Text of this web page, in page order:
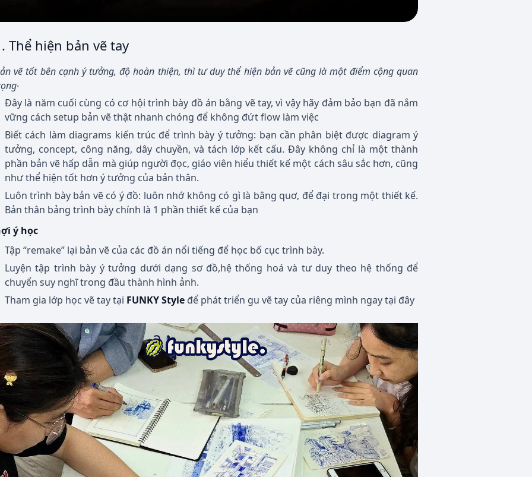
Thể hiện bản vẽ tay
vẽ tốt bên cạnh ý tưởng, độ hoàn thiện, thì tư duy thể hiện bản vẽ cũng là một điểm cộng quan
.
Đây là năm cuối cùng có cơ hội trình bày đồ án bằng vẽ tay, vì vậy hãy đảm bảo bạn đã nắm
vững cách setup bản vẽ thật nhanh chóng để không đứt flow làm việc
Biết cách làm diagrams kiến trúc để trình bày ý tưởng: bạn cần phân biệt được diagram ý
tưởng, concept, công năng, dây chuyền, và tách lớp kết cấu. Đây không chỉ là một thành
phần bản vẽ hấp dẫn mà giúp người đọc, giáo viên hiểu thiết kế một cách sâu sắc hơn, cũng
như thể hiện tốt hơn ý tưởng của bản thân.
Luôn trình bày bản vẽ có ý đồ: luôn nhớ không có gì là bâng quơ, để đại trong một thiết kế.
Bản thân bảng trình bày chính là 1 phần thiết kế của bạn
ý học
Tập “remake” lại bản vẽ của các đồ án nổi tiếng để học bố cục trình bày.
Luyện tập trình bày ý tưởng dưới dạng sơ đồ,hệ thống hoá và tư duy theo hệ thống để
chuyển suy nghĩ trong đầu thành hình ảnh.
Tham gia lớp học vẽ tay tại FUNKY Style để phát triển gu vẽ tay của riêng mình ngay tại đây